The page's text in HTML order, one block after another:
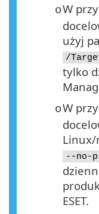
oW
użyj
/
tylko
oW
Linux/
--no-
ESET.